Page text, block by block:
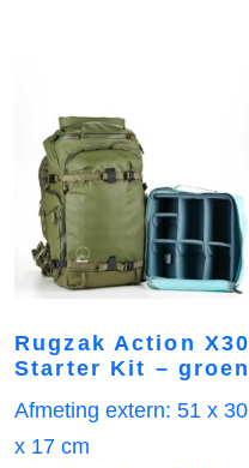
Rugzak Action X30
Starter Kit – groen
Afmeting extern: 51 x 30
x 17 cm